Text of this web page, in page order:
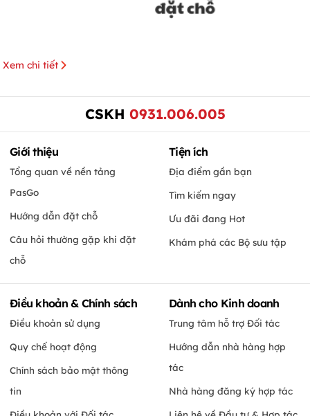
Xem chi tiết
CSKH 0931.006.005
Giới thiệu
Tổng quan về nền tảng
PasGo
Hướng dẫn đặt chỗ
Câu hỏi thường gặp khi đặt
chỗ
Tiện ích
Địa điểm gần bạn
Tìm kiếm ngay
Ưu đãi đang Hot
Khám phá các Bộ sưu tập
Điều khoản & Chính sách
Điều khoản sử dụng
Quy chế hoạt động
Chính sách bảo mật thông
tin
Dành cho Kinh doanh
Trung tâm hỗ trợ Đối tác
Hướng dẫn nhà hàng hợp
tác
Nhà hàng đăng ký hợp tác